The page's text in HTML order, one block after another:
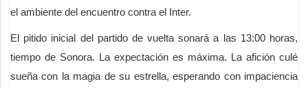
el ambiente del encuentro contra el Inter.
El pitido inicial del partido de vuelta sonará a las 13:00 horas,
tiempo de Sonora. La expectación es máxima. La afición culé
sueña con la magia de su estrella, esperando con impaciencia